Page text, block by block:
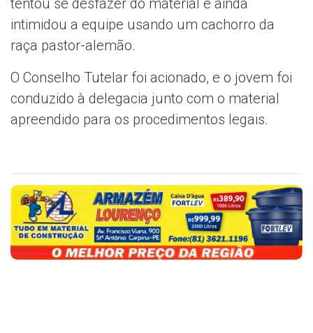
intimidou a equipe usando um cachorro da
raça pastor-alemão.
O Conselho Tutelar foi acionado, e o jovem foi
conduzido à delegacia junto com o material
apreendido para os procedimentos legais.